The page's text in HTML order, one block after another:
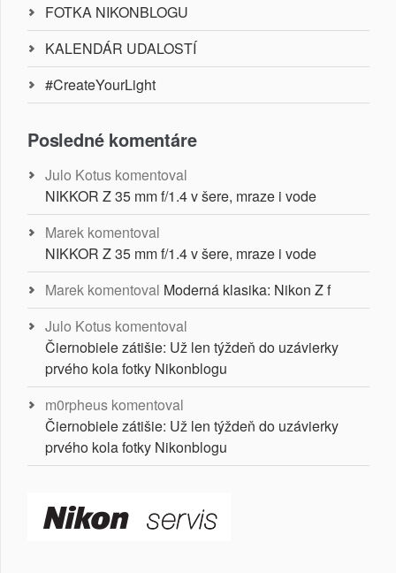
FOTKA NIKONBLOGU
KALENDÁR UDALOSTÍ
#CreateYourLight
Posledné komentáre
Julo Kotus komentoval
NIKKOR Z 35 mm f/1.4 v šere, mraze i vode
Marek komentoval
NIKKOR Z 35 mm f/1.4 v šere, mraze i vode
Marek komentoval Moderná klasika: Nikon Z f
Julo Kotus komentoval
Čiernobiele zátišie: Už len týždeň do uzávierky
prvého kola fotky Nikonblogu
m0rpheus komentoval
Čiernobiele zátišie: Už len týždeň do uzávierky
prvého kola fotky Nikonblogu